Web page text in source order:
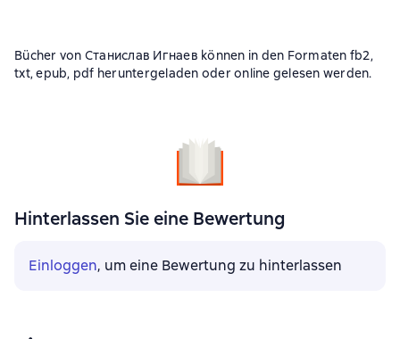
Bücher von Станислав Игнаев können in den Formaten fb2,
txt, epub, pdf heruntergeladen oder online gelesen werden.
Hinterlassen Sie eine Bewertung
Einloggen, um eine Bewertung zu hinterlassen